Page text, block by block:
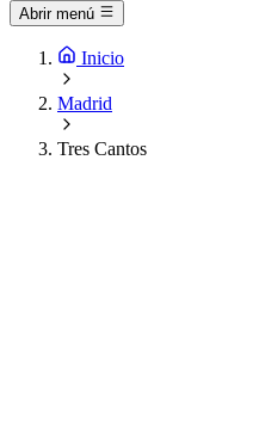
Abrir menú
Inicio
Madrid
Tres Cantos